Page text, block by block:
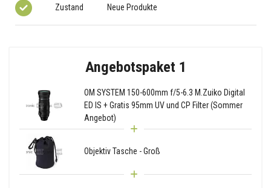
Zustand Neue Produkte
Angebotspaket 1
OM SYSTEM 150-600mm f/5-6.3 M.Zuiko Digital
ED IS + Gratis 95mm UV und CP Filter (Sommer
Angebot)
Objektiv Tasche - Groß